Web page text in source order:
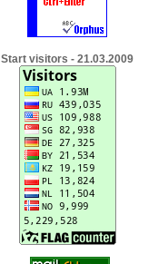
Start visitors - 21.03.2009